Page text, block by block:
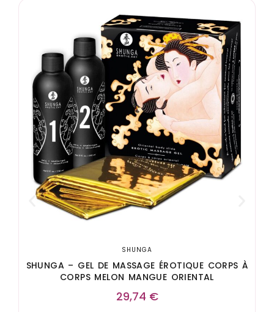
SHUNGA
SHUNGA – GEL DE MASSAGE ÉROTIQUE CORPS À
CORPS MELON MANGUE ORIENTAL
29,74 €